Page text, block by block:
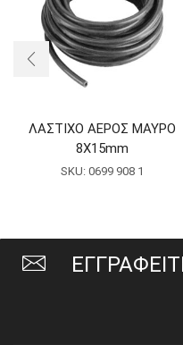
ΛΑΣΤΙΧΟ ΑΕΡΟΣ ΜΑΥΡΟ
8Χ15mm
SKU: 0699 908 1